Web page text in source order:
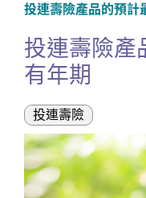
投連壽險產品的預計
投連壽險產
有年期
投連壽險